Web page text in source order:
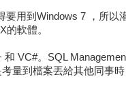
用到Windows 7 ，所以
軟體。
VC#。SQL
量到檔案丟給其他同事